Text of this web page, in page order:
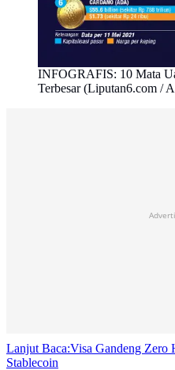
INFOGRAFIS: 10 Mata
Terbesar (Liputan6.com /
Lanjut Baca:Visa Gandeng Zero
Stablecoin